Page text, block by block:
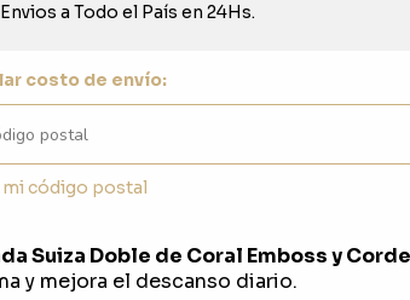
Envios a Todo el País en 24Hs.
costo de envío:
mi código postal
Suiza Doble de Coral Emboss y
y mejora el descanso diario.